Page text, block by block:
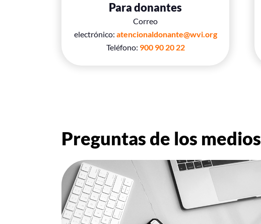
Para donantes
Correo
electrónico: atencionaldonante@wvi.org
Teléfono: 900 90 20 22
Preguntas de los medios